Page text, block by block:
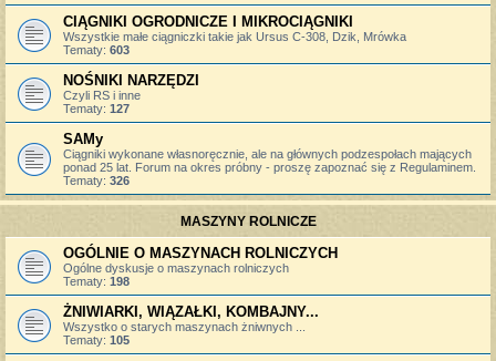
CIĄGNIKI OGRODNICZE I MIKROCIĄGNIKI
Wszystkie małe ciągniczki takie jak Ursus C-308, Dzik, Mrówka
Tematy: 603
NOŚNIKI NARZĘDZI
Czyli RS i inne
Tematy: 127
SAMy
Ciągniki wykonane własnoręcznie, ale na głównych podzespołach mających
ponad 25 lat. Forum na okres próbny - proszę zapoznać się z Regulaminem.
Tematy: 326
MASZYNY ROLNICZE
OGÓLNIE O MASZYNACH ROLNICZYCH
Ogólne dyskusje o maszynach rolniczych
Tematy: 198
ŻNIWIARKI, WIĄZAŁKI, KOMBAJNY...
Wszystko o starych maszynach żniwnych ...
Tematy: 105